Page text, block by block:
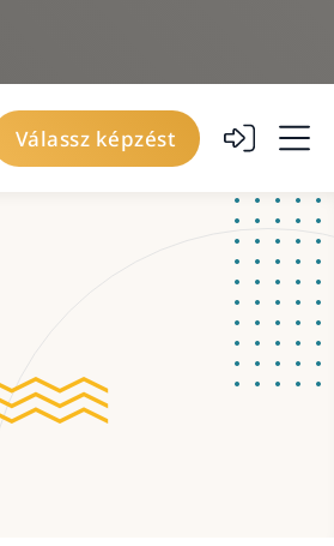
Válassz képzést